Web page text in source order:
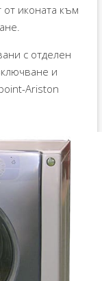
от иконата към
с отделен
и
Ariston